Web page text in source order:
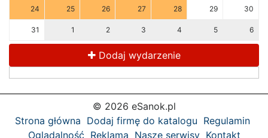
24 25 26 27 28 29 30
31 1 2 3 4 5 6
Dodaj wydarzenie
© 2026 eSanok.pl
Strona główna Dodaj firmę do katalogu Regulamin
Oglądalność Reklama Nasze serwisy Kontakt